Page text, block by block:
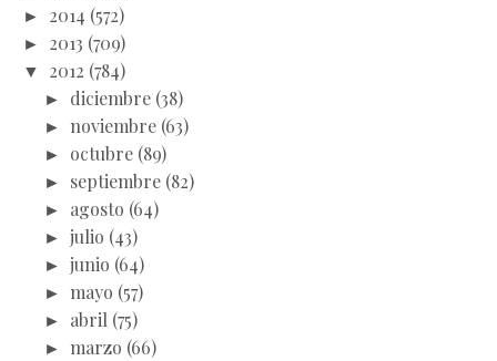
► 2014 (572)
► 2013 (709)
▼ 2012 (784)
► diciembre (38)
► noviembre (63)
► octubre (89)
► septiembre (82)
► agosto (64)
► julio (43)
► junio (64)
► mayo (57)
► abril (75)
► marzo (66)